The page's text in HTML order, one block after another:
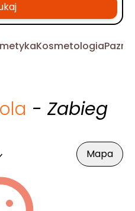
Kosmetologia
- Zabieg
Mapa